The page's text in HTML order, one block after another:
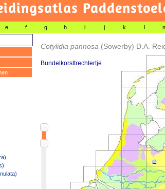
e f g h i j k l
Cotylidia pannosa (Sowerby) D.A.
Bundelkorsttrechtertje